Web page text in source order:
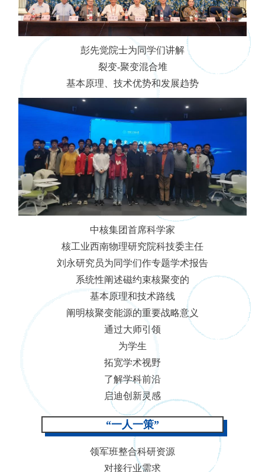
彭先觉院士为同学们讲解
裂变-聚变混合堆
基本原理、技术优势和发展趋势
中核集团首席科学家
核工业西南物理研究院科技委主任
刘永研究员为同学们作专题学术报告
系统性阐述磁约束核聚变的
基本原理和技术路线
阐明核聚变能源的重要战略意义
通过大师引领
为学生
拓宽学术视野
了解学科前沿
启迪创新灵感
“一人一策”
领军班整合科研资源
对接行业需求